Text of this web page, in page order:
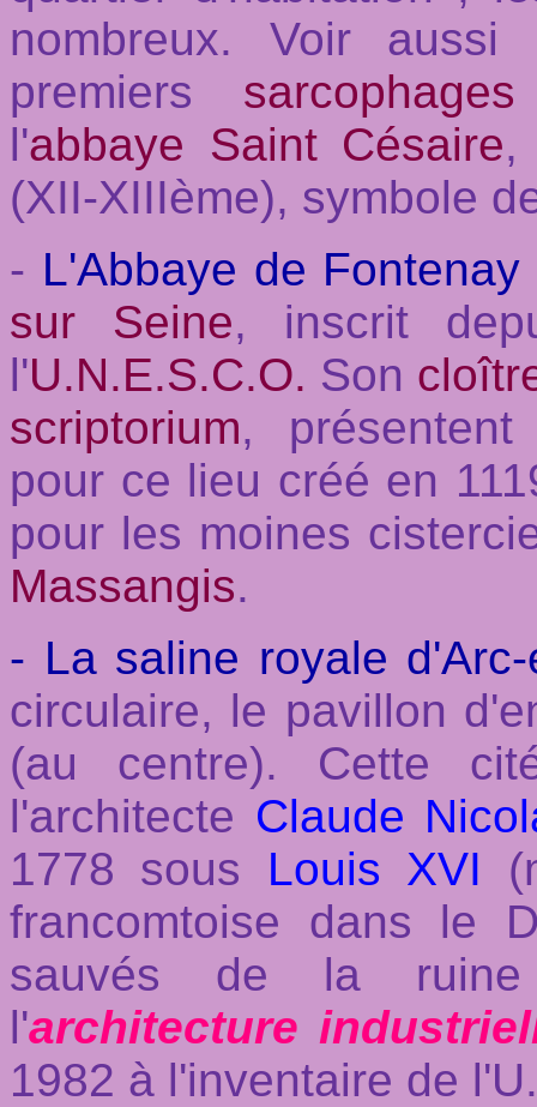
nombreux. Voir aussi
premiers
l'abbaye Saint Césaire
(XII-XIIIème), symbole
- L'Abbaye de Fontenay
sur Seine, inscrit
l'U.N.E.S.C.O. Son
scriptorium, présentent
pour ce lieu créé en
pour les moines
Massangis.
- La saline royale d'Arc-
circulaire, le pavillon
(au centre). Cette
l'architecte Claude
1778 sous Louis XVI
francomtoise dans le
sauvés de la
l'architecture
1982 à l'inventaire de